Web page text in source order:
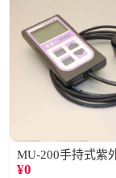
MU-200手持式紫
¥0